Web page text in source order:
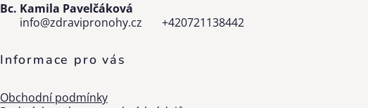
Bc. Kamila Pavelčáková
info@zdravipronohy.cz +420721138442
Informace pro vás
Obchodní podmínky